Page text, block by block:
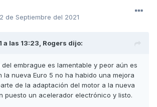
2 de Septiembre del 2021
a las 13:23, Rogers dijo:
del embrague es lamentable y peor aún es
la nueva Euro 5 no ha habido una mejora
de la adaptación del motor a la nueva
puesto un acelerador electrónico y listo.